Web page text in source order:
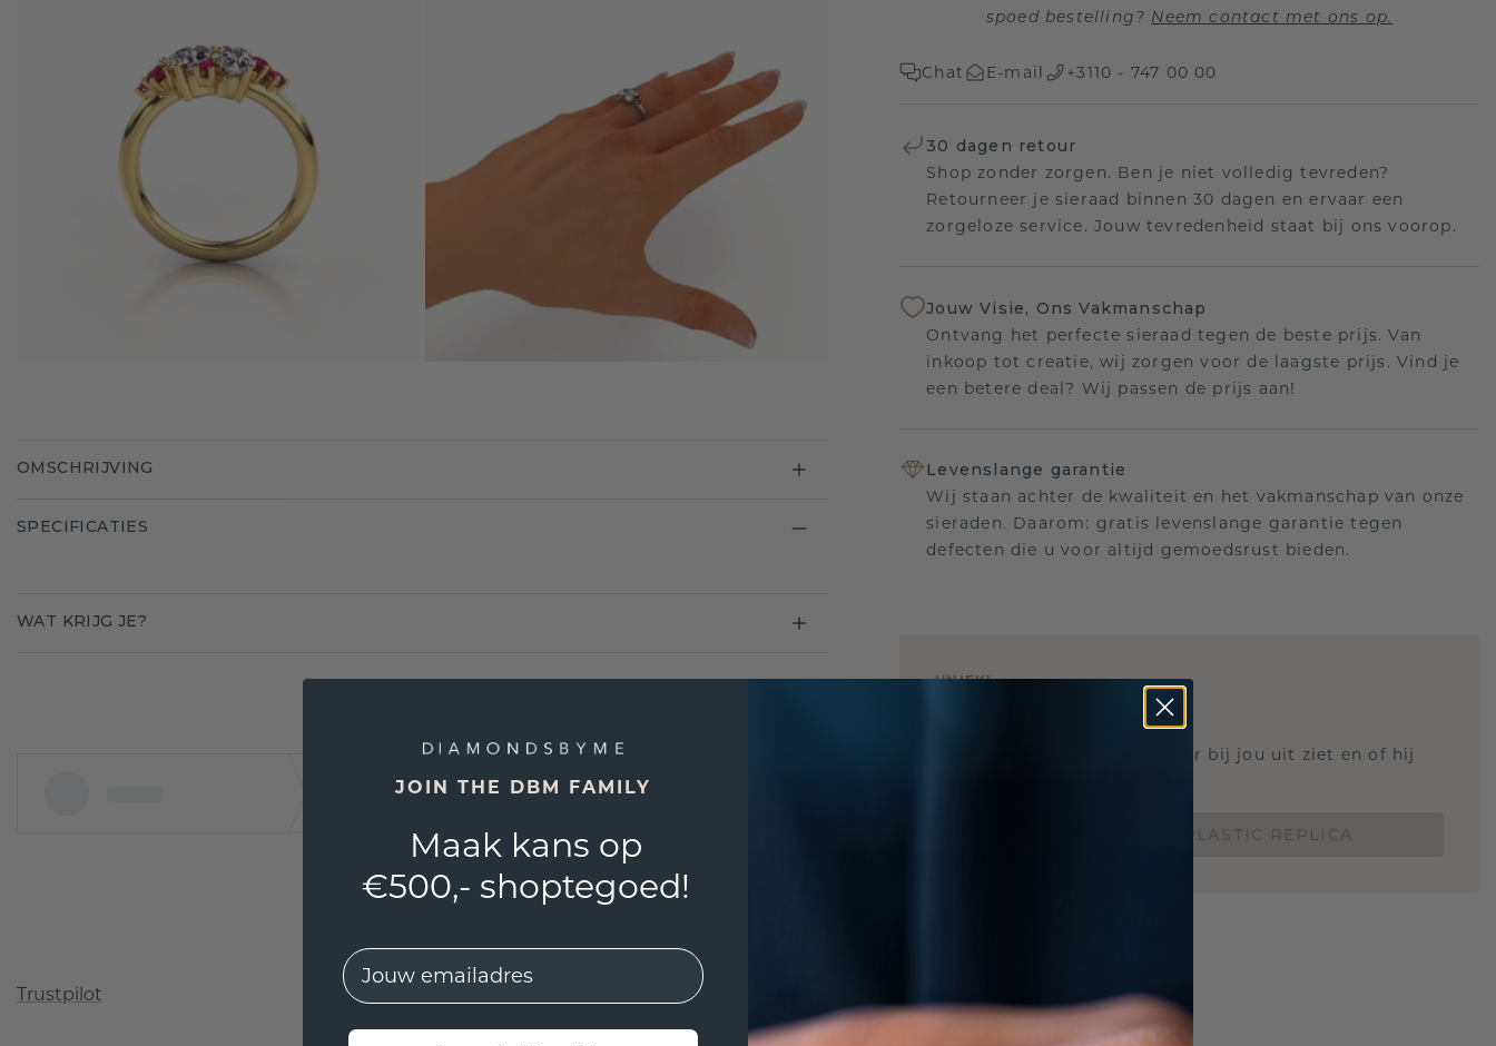
spoed bestelling? Neem contact met ons op.
Chat E-mail +3110 - 747 00 00
30 dagen retour
Shop zonder zorgen. Ben je niet volledig tevreden?
Retourneer je sieraad binnen 30 dagen en ervaar een
zorgeloze service. Jouw tevredenheid staat bij ons voorop.
Jouw Visie, Ons Vakmanschap
Ontvang het perfecte sieraad tegen de beste prijs. Van
inkoop tot creatie, wij zorgen voor de laagste prijs. Vind je
een betere deal? Wij passen de prijs aan!
Levenslange garantie
Wij staan achter de kwaliteit en het vakmanschap van onze
sieraden. Daarom: gratis levenslange garantie tegen
defecten die u voor altijd gemoedsrust bieden.
UNIEK!
Wil jij weten hoe deze ring er bij jou uit ziet en of hij
OMSCHRIJVING
SPECIFICATIES
WAT KRIJG JE?
Trustpilot
JOIN THE DBM FAMILY
Maak kans op
€500,- shoptegoed!
EMail